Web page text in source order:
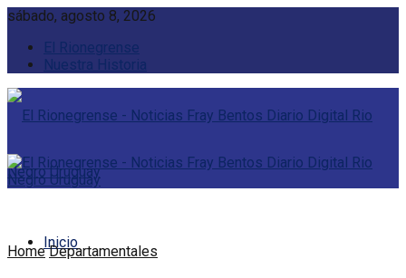
sábado, agosto 8, 2026
El Rionegrense
Nuestra Historia
Inicio
Home Departamentales